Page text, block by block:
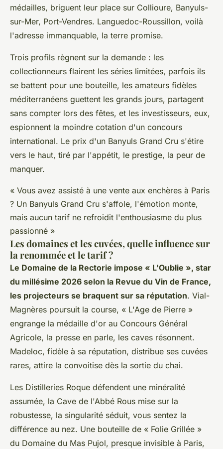
médailles, briguent leur place sur Collioure, Banyuls-
sur-Mer, Port-Vendres. Languedoc-Roussillon, voilà
l'adresse immanquable, la terre promise.
Trois profils règnent sur la demande : les
collectionneurs flairent les séries limitées, parfois ils
se battent pour une bouteille, les amateurs fidèles
méditerranéens guettent les grands jours, partagent
sans compter lors des fêtes, et les investisseurs, eux,
espionnent la moindre cotation d'un concours
international. Le prix d'un Banyuls Grand Cru s'étire
vers le haut, tiré par l'appétit, le prestige, la peur de
manquer.
« Vous avez assisté à une vente aux enchères à Paris
? Un Banyuls Grand Cru s'affole, l'émotion monte,
mais aucun tarif ne refroidit l'enthousiasme du plus
passionné »
Les domaines et les cuvées, quelle influence sur
la renommée et le tarif ?
Le Domaine de la Rectorie impose « L'Oublie », star
du millésime 2026 selon la Revue du Vin de France,
les projecteurs se braquent sur sa réputation. Vial-
Magnères poursuit la course, « L'Age de Pierre »
engrange la médaille d'or au Concours Général
Agricole, la presse en parle, les caves résonnent.
Madeloc, fidèle à sa réputation, distribue ses cuvées
rares, attire la convoitise dès la sortie du chai.
Les Distilleries Roque défendent une minéralité
assumée, la Cave de l'Abbé Rous mise sur la
robustesse, la singularité séduit, vous sentez la
différence au nez. Une bouteille de « Folie Grillée »
du Domaine du Mas Pujol, presque invisible à Paris,